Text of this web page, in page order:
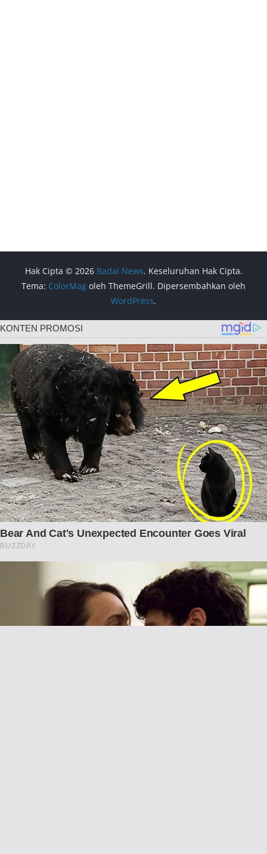
Hak Cipta © 2026 Badai News. Keseluruhan Hak Cipta.
Tema: ColorMag oleh ThemeGrill. Dipersembahkan oleh
WordPress.